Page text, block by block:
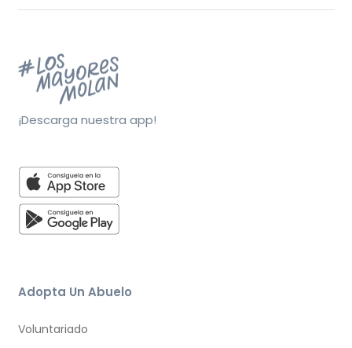
¡Descarga nuestra app!
Adopta Un Abuelo
Voluntariado